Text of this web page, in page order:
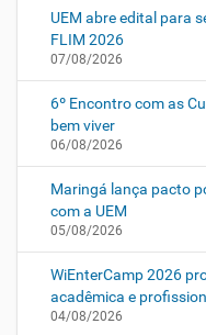
UEM abre edital para
FLIM 2026
07/08/2026
6º Encontro com as
bem viver
06/08/2026
Maringá lança pacto
com a UEM
05/08/2026
WiEnterCamp 2026
acadêmica e
04/08/2026